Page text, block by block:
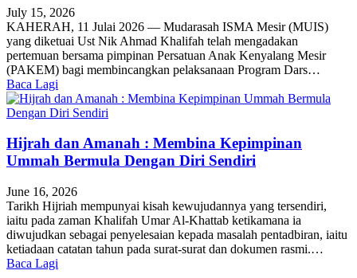
July 15, 2026
KAHERAH, 11 Julai 2026 — Mudarasah ISMA Mesir (MUIS)
yang diketuai Ust Nik Ahmad Khalifah telah mengadakan
pertemuan bersama pimpinan Persatuan Anak Kenyalang Mesir
(PAKEM) bagi membincangkan pelaksanaan Program Dars…
Baca Lagi
Hijrah dan Amanah : Membina Kepimpinan
Ummah Bermula Dengan Diri Sendiri
June 16, 2026
Tarikh Hijriah mempunyai kisah kewujudannya yang tersendiri,
iaitu pada zaman Khalifah Umar Al-Khattab ketikamana ia
diwujudkan sebagai penyelesaian kepada masalah pentadbiran, iaitu
ketiadaan catatan tahun pada surat-surat dan dokumen rasmi.…
Baca Lagi